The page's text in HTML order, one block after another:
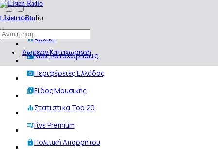
Listen Radio
Δωρεαν Καταχωρηση
Listen Radio
Αρχική
Νέες Καταχωρήσεις
Περιφέρειες Ελλάδας
Είδος Μουσικής
Στατιστικά Top 20
Γίνε Premium
Πολιτική Απορρήτου